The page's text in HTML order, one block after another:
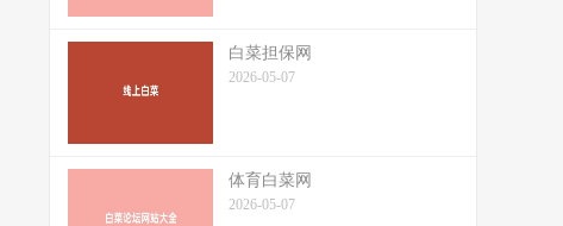
白菜担保网
2026-05-07
体育白菜网
2026-05-07